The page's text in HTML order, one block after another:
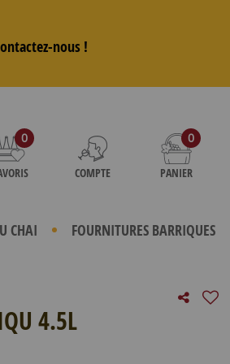
nous !
0
COMPTE
0
PANIER
CHAI FOURNITURES BARRIQUES
4.5L